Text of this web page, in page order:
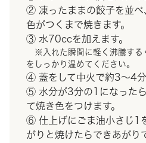
② 凍ったままの餃子を並べ
色がつくまで焼きます。
③ 水70ccを加えます。
※入れた瞬間に軽く沸騰する
をしっかり温めてください。
④ 蓋をして中火で約3〜4分
⑤ 水分が3分の1になった
て焼き色をつけます。
⑥ 仕上げにごま油小さじ1
がりと焼けたらできあがり